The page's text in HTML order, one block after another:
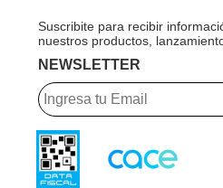
NEWSLETTER